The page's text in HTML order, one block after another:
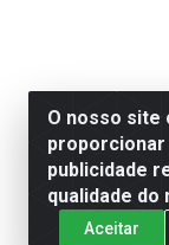
O nosso
proporcionar
publicidade
qualidade do
Aceitar